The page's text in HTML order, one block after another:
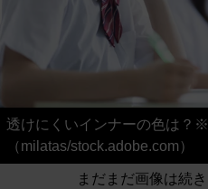
透けにくいインナーの色は？
（milatas/stock.adobe.com）
まだまだ画像は続